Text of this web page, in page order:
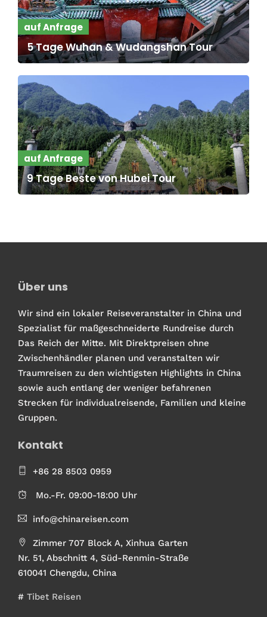
auf Anfrage
5 Tage Wuhan & Wudangshan Tour
auf Anfrage
9 Tage Beste von Hubei Tour
Über uns
Wir sind ein lokaler Reiseveranstalter in China und
Spezialist für maßgeschneiderte Rundreise durch
Das Reich der Mitte. Mit Direktpreisen ohne
Zwischenhändler planen und veranstalten wir
Traumreisen zu den wichtigsten Highlights in China
sowie auch entlang der weniger befahrenen
Strecken für individualreisende, Familien und kleine
Gruppen.
Kontakt
+86 28 8503 0959
Mo.-Fr. 09:00-18:00 Uhr
info@chinareisen.com
Zimmer 707 Block A, Xinhua Garten
Nr. 51, Abschnitt 4, Süd-Renmin-Straße
610041 Chengdu, China
# Tibet Reisen